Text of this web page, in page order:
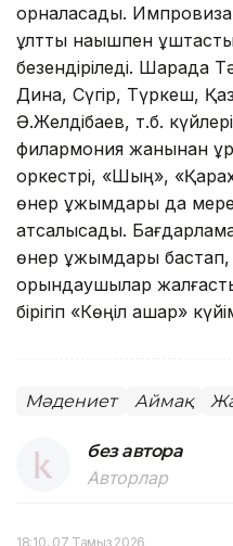
орналасады.
ұлттық нақышпен
безендіріледі. Шарада
Дина, Сүгір, Түркеш,
Ә.Желдібаев, т.б.
филармония жанынан
оркестрі, «Шың»,
өнер ұжымдары да
атсалысады.
өнер ұжымдары бастап,
орындаушылар
бірігіп «Көңіл ашар»
Мәдениет Аймақ
без автора
Авторлар
18:10, 07 Тамыз 2026